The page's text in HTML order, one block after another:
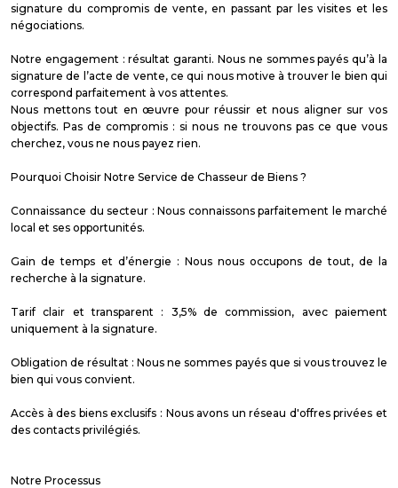
signature du compromis de vente, en passant par les visites et les
négociations.
Notre engagement : résultat garanti. Nous ne sommes payés qu’à la
signature de l’acte de vente, ce qui nous motive à trouver le bien qui
correspond parfaitement à vos attentes.
Nous mettons tout en œuvre pour réussir et nous aligner sur vos
objectifs. Pas de compromis : si nous ne trouvons pas ce que vous
cherchez, vous ne nous payez rien.
Pourquoi Choisir Notre Service de Chasseur de Biens ?
Connaissance du secteur : Nous connaissons parfaitement le marché
local et ses opportunités.
Gain de temps et d’énergie : Nous nous occupons de tout, de la
recherche à la signature.
Tarif clair et transparent : 3,5% de commission, avec paiement
uniquement à la signature.
Obligation de résultat : Nous ne sommes payés que si vous trouvez le
bien qui vous convient.
Accès à des biens exclusifs : Nous avons un réseau d'offres privées et
des contacts privilégiés.
Notre Processus